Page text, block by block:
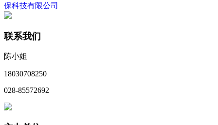
保科技有限公司
联系我们
陈小姐
18030708250
028-85572692